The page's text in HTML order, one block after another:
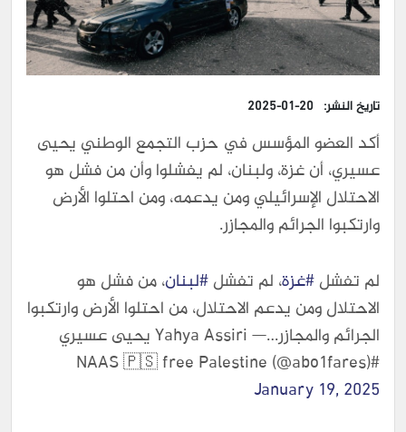
تاريخ النشر: 2025-01-20
أكد العضو المؤسس في حزب التجمع الوطني يحيى
عسيري، أن غزة، ولبنان، لم يفشلوا وأن من فشل هو
الاحتلال الإسرائيلي ومن يدعمه، ومن احتلوا الأرض
وارتكبوا الجرائم والمجازر.
لم تفشل#غزة، لم تفشل#لبنان، من فشل هو
الاحتلال ومن يدعم الاحتلال، من احتلوا الأرض وارتكبوا
الجرائم والمجازر…— Yahya Assiri يحيى عسيري
#NAAS 🇵🇸 free Palestine (@abo1fares)
January 19, 2025